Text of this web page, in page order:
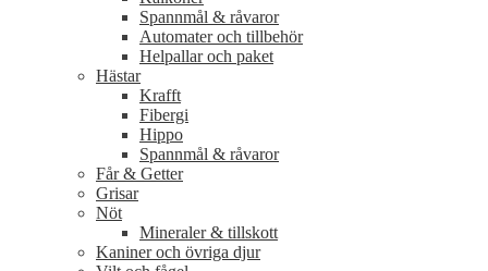
Spannmål & råvaror
Automater och tillbehör
Helpallar och paket
Hästar
Krafft
Fibergi
Hippo
Spannmål & råvaror
Får & Getter
Grisar
Nöt
Mineraler & tillskott
Kaniner och övriga djur